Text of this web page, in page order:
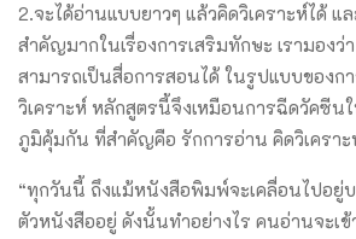
2.จะได้อ่านแบบยาวๆ แล้วคิดวิเคราะห์ได้ แ
สำคัญมากในเรื่องการเสริมทักษะ เรามอ
สามารถเป็นสื่อการสอนได้ ในรูปแบบของก
วิเคราะห์ หลักสูตรนี้จึงเหมือนการฉีดวัคซีน
ภูมิคุ้มกัน ที่สำคัญคือ รักการอ่าน คิดวิเคราะ
“ทุกวันนี้ ถึงแม้หนังสือพิมพ์จะเคลื่อนไปอยู่
ตัวหนังสืออยู่ ดังนั้นทำอย่างไร คนอ่านจะเ